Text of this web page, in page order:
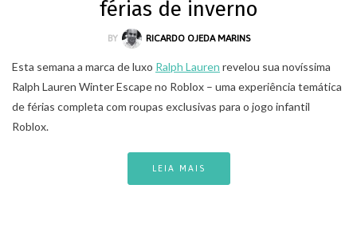
férias de inverno
BY RICARDO OJEDA MARINS
Esta semana a marca de luxo Ralph Lauren revelou sua novíssima
Ralph Lauren Winter Escape no Roblox – uma experiência temática
de férias completa com roupas exclusivas para o jogo infantil
Roblox.
LEIA MAIS